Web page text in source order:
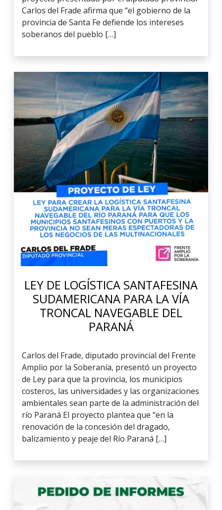
Carlos del Frade afirma que “el gobierno de la
provincia de Santa Fe defiende los intereses
soberanos del pueblo […]
LEY DE LOGÍSTICA SANTAFESINA
SUDAMERICANA PARA LA VÍA
TRONCAL NAVEGABLE DEL
PARANÁ
Carlos del Frade, diputado provincial del Frente
Amplio por la Soberanía, presentó un proyecto
de Ley para que la provincia, los municipios
costeros, las universidades y las organizaciones
ambientales sean parte de la administración del
río Paraná El proyecto plantea que “en la
renovación de la concesión del dragado,
balizamiento y peaje del Río Paraná […]